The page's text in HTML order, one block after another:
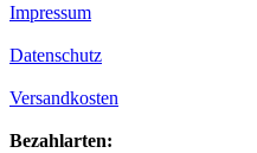
Impressum
Datenschutz
Versandkosten
Bezahlarten: